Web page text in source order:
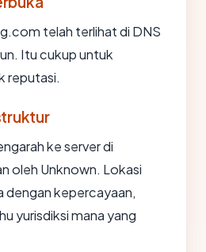
telah terlihat di DNS
Itu cukup untuk
reputasi.
ke server di
oleh Unknown. Lokasi
dengan kepercayaan,
yurisdiksi mana yang